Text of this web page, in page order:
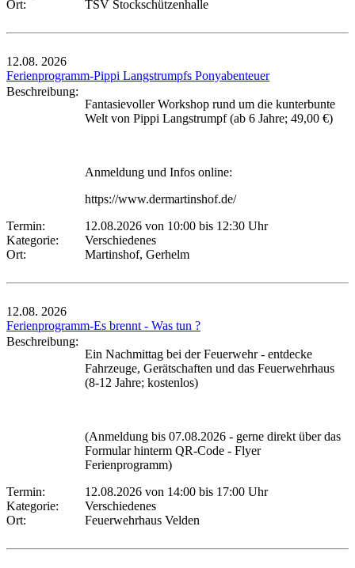
Ort:
TSV Stockschützenhalle
12.08. 2026
Ferienprogramm-Pippi Langstrumpfs Ponyabenteuer
Beschreibung:
Fantasievoller Workshop rund um die kunterbunte
Welt von Pippi Langstrumpf (ab 6 Jahre; 49,00 €)
Anmeldung und Infos online:
https://www.dermartinshof.de/
Termin:
12.08.2026 von 10:00 bis 12:30 Uhr
Kategorie:
Verschiedenes
Ort:
Martinshof, Gerhelm
12.08. 2026
Ferienprogramm-Es brennt - Was tun ?
Beschreibung:
Ein Nachmittag bei der Feuerwehr - entdecke
Fahrzeuge, Gerätschaften und das Feuerwehrhaus
(8-12 Jahre; kostenlos)
(Anmeldung bis 07.08.2026 - gerne direkt über das
Formular hinterm QR-Code - Flyer
Ferienprogramm)
Termin:
12.08.2026 von 14:00 bis 17:00 Uhr
Kategorie:
Verschiedenes
Ort:
Feuerwehrhaus Velden